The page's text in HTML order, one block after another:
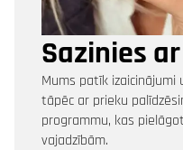
Sazinies
Mums patīk
tāpēc ar prieku
programmu, kas
vajadzībām.